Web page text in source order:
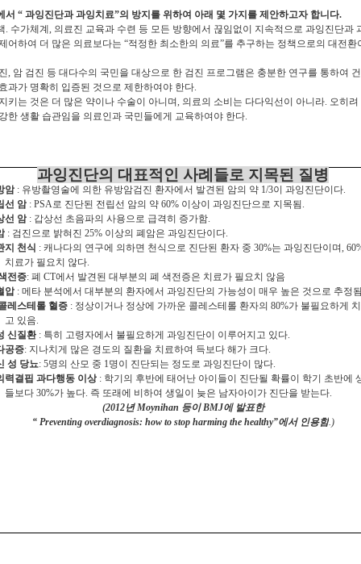
서 “ 과잉진단과 과잉치료”의 방지를 위하여 아래 몇 가지를 제안하고자 합니다.
. 수가체계 , 의료진 교육과 수련 등 모든 방향에서 끊임없이 지속적으로 과잉진단과
어하여 더 많은 의료보다는 “적정한 최소한의 의료”를 추구하는 정책으로의 대전환
, 암 검진 등 대다수의 국민을 대상으로 한 검진 프로그램은 충분한 연구를 통하여
과가 명확히 입증된 것으로 제한하여야 한다.
키는 것은 더 많은 약이나 수술이 아니며, 의료의 소비는 다다익선이 아니라. 오히
한 생활 습관임을 의료인과 국민들에게 교육하여야 한다.
과잉진단의 대표적인 사례들로 지목된 질병
암 : 유방촬영술에 의한 유방암검진 환자에서 발견된 암의 약 1/3이 과잉진단이다.
선 암 : PSA로 진단된 전립선 암의 약 60% 이상이 과잉진단으로 지목됨 .
선 암 : 갑상선 초음파의 사용으로 급격히 증가함.
: 검진으로 밝혀진 25% 이상의 폐암은 과잉진단이다.
지 천식 : 캐나다의 연구에 의하면 천식으로 진단된 환자 중 30%는 과잉진단이며,
치료가 필요치 않다.
전증: 폐 CT에서 발견된 대부분의 폐 색전증은 치료가 필요치 않음
압 : 메타 분석에서 대부분의 환자에서 과잉진단의 가능성이 매우 높은 것으로 추정
레스테롤 혈증 : 정상이거나 정상에 가까운 콜레스테롤 환자의 80%가 불필요하게
고 있음.
신질환 : 특히 고령자에서 불필요하게 과잉진단이 이루어지고 있다.
공증: 지나치게 많은 경도의 질환을 치료하여 득보다 해가 크다.
성 당뇨: 5명의 산모 중 1명이 진단되는 정도로 과잉진단이 많다.
력결핍 과다행동 이상 : 학기의 후반에 태어난 아이들이 진단될 확률이 학기 초반에
들보다 30%가 높다. 즉 또래에 비하여 생일이 늦은 남자아이가 진단을 받는다.
(2012년Moynihan 등이BMJ에 발표한
“ Preventing overdiagnosis: how to stop harming the healthy”에서 인용함.)